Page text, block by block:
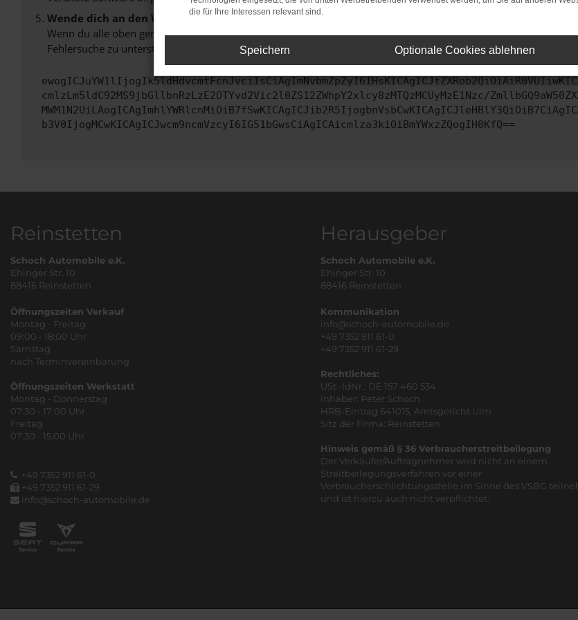
Wende dich an den Webseitenbetreiber.
Wenn du alle oben genannten Schritte versucht hast, kontaktiere uns bitte. Wir werden versuchen, das
Fehlersuche zu unterstützen:
cmlzLm5ldC92MS9jbGllbnRzLzE2OTYvd2Vic2l0ZS12ZWhpY2xlcy8zMTQzMCUyMzE1Nzc/
b3V0IjogMCwKICAgICJwcm9ncmVzcyI6IG51bGwsCiAgICAicmlza3kiOiBmYWxzZQogIH0KfQ==
Reinstetten
Schoch Automobile e.K.
Ehinger Str. 10
88416 Reinstetten
Öffnungszeiten Verkauf
Montag - Freitag
09:00 - 18:00 Uhr
Samstag
nach Terminvereinbarung
Öffnungszeiten Werkstatt
Montag - Donnerstag
07:30 - 17:00 Uhr
Freitag
07:30 - 15:00 Uhr
+49 7352 911 61-0
+49 7352 911 61-29
info@schoch-automobile.de
Herausgeber
Schoch Automobile e.K.
Ehinger Str. 10
88416 Reinstetten
Kommunikation
info@schoch-automobile.de
+49 7352 911 61-0
+49 7352 911 61-29
Rechtliches:
USt.-IdNr.: DE 157 460 534
Inhaber: Peter Schoch
HRB-Eintrag 641015, Amtsgericht Ulm
Sitz der Firma: Reinstetten
Hinweis gemäß § 36 Verbraucherstreitbeilegung
Der Verkäufer/Auftragnehmer wird nicht an einem
Streitbeilegungsverfahren vor einer
Verbraucherschlichtungsstelle im Sinne des VSBG
und ist hierzu auch nicht verpflichtet.
die für Ihre Interessen relevant sind.
Speichern Optionale Cookies ablehnen